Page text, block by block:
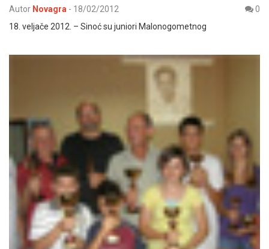
Autor Novagra - 18/02/2012
0
18. veljače 2012. – Sinoć su juniori Malonogometnog